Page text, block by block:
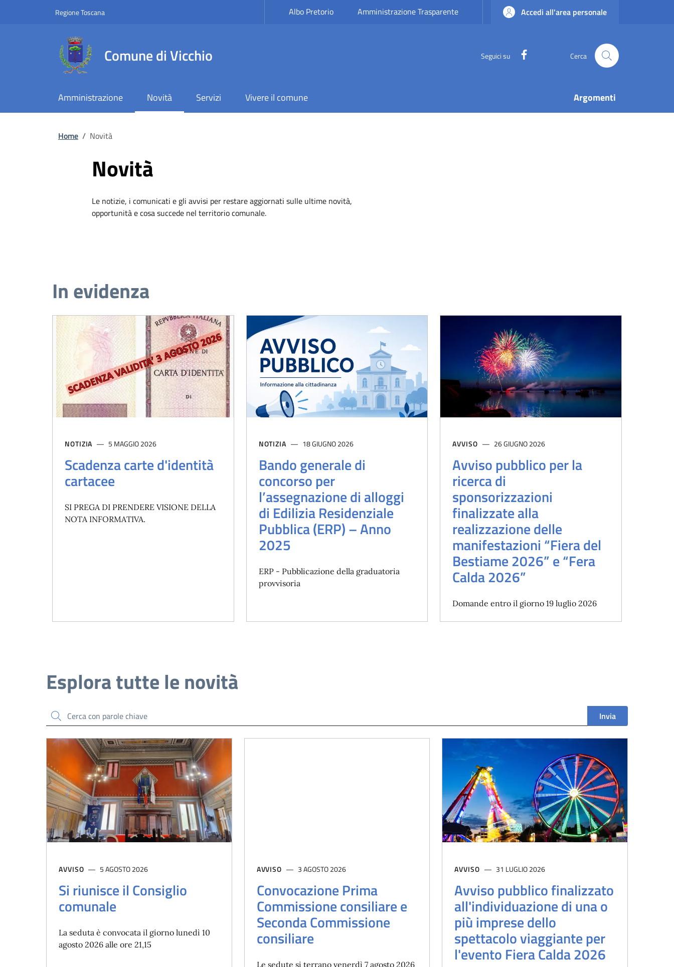
Regione ToscanaSlim top Albo Pretorio Amministrazione Trasparente Accedi all'area personale
Comune di Vicchio Seguici su Cerca
Amministrazione Novità Servizi Vivere il comune Argomenti
Briciole di pane
Home / Novità
Novità
Le notizie, i comunicati e gli avvisi per restare aggiornati sulle ultime novità,
opportunità e cosa succede nel territorio comunale.
In evidenza
NOTIZIA 5 MAGGIO 2026
Scadenza carte d'identità
cartacee
SI PREGA DI PRENDERE VISIONE DELLA
NOTA INFORMATIVA.
NOTIZIA 18 GIUGNO 2026
Bando generale di
concorso per
l’assegnazione di alloggi
di Edilizia Residenziale
Pubblica (ERP) – Anno
2025
ERP - Pubblicazione della graduatoria
provvisoria
AVVISO 26 GIUGNO 2026
Avviso pubblico per la
ricerca di
sponsorizzazioni
finalizzate alla
realizzazione delle
manifestazioni “Fiera del
Bestiame 2026” e “Fera
Calda 2026”
Domande entro il giorno 19 luglio 2026
Esplora tutte le novità
Cerca Invia
AVVISO 5 AGOSTO 2026
Si riunisce il Consiglio
comunale
La seduta è convocata il giorno lunedì 10
agosto 2026 alle ore 21,15
AVVISO 3 AGOSTO 2026
Convocazione Prima
Commissione consiliare e
Seconda Commissione
consiliare
Le sedute si terrano venerdì 7 agosto 2026
AVVISO 31 LUGLIO 2026
Avviso pubblico finalizzato
all'individuazione di una o
più imprese dello
spettacolo viaggiante per
l'evento Fiera Calda 2026